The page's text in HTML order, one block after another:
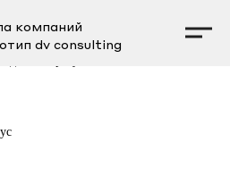
компания, не аффилированная с
от его имени.
компаний
для вашего бизнеса